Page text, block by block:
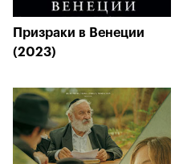
Призраки в Венеции
(2023)